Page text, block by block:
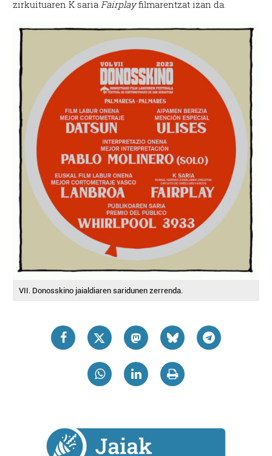
zirkuituaren K sariaFairplayfilmarentzat izan da.
VII. Donosskino jaialdiaren saridunen zerrenda.